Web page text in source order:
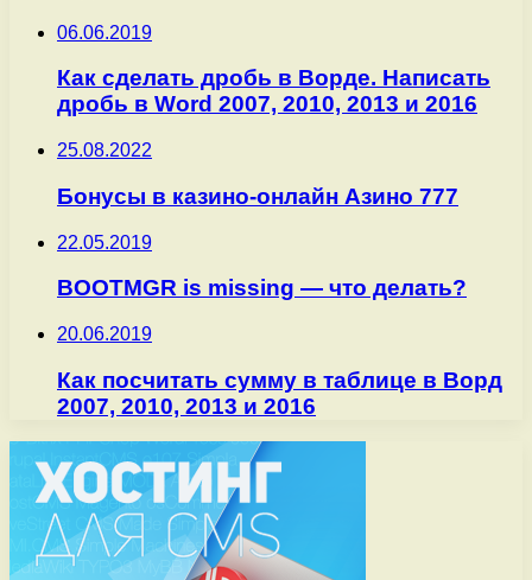
06.06.2019
Как сделать дробь в Ворде. Написать
дробь в Word 2007, 2010, 2013 и 2016
25.08.2022
Бонусы в казино-онлайн Азино 777
22.05.2019
BOOTMGR is missing — что делать?
20.06.2019
Как посчитать сумму в таблице в Ворд
2007, 2010, 2013 и 2016